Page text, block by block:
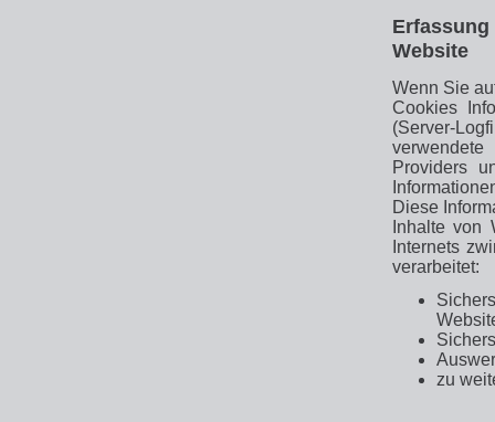
Website
Wenn Sie
Cookies
(Server-
verwendete
Providers
Diese
Inhalte von
Internets
verarbeitet:
zu